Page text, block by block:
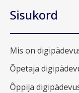
Sisukord
Mis on
Õpetaja
Õppija